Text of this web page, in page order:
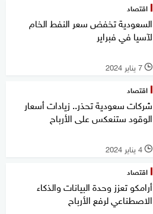
اقتصاد
السعودية تخفض سعر النفط الخام
لآسيا في فبراير
l 7 يناير 2024
اقتصاد
شركات سعودية تحذر.. زيادات أسعار
الوقود ستنعكس على الأرباح
l 4 يناير 2024
اقتصاد
أرامكو تعزز وحدة البيانات والذكاء
الاصطناعي لرفع الأرباح